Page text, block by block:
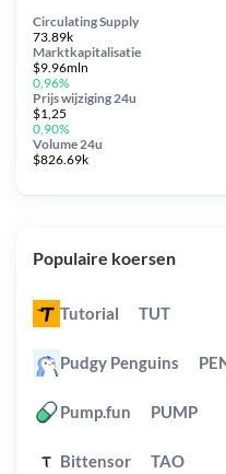
Circulating Supply
73.89k
Prijs wijziging 24u
$1,25
0,90%
Marktkapitalisatie
$9.96mln
0,96%
Volume 24u
$826.69k
Populaire koersen
Tutorial TUT
Pudgy Penguins
Pump.fun PUMP
Bittensor TAO